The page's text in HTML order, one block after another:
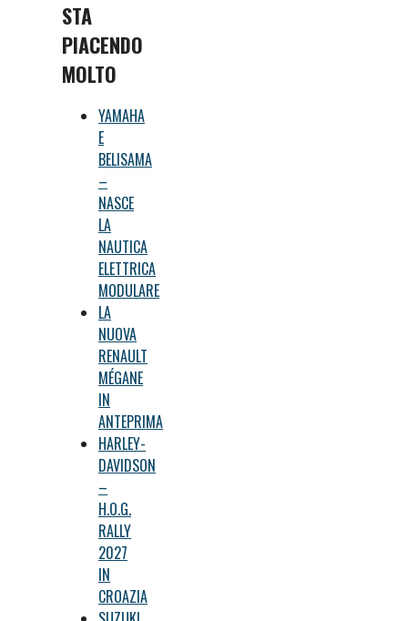
STA
PIACENDO
MOLTO
YAMAHA
E
BELISAMA
–
NASCE
LA
NAUTICA
ELETTRICA
MODULARE
LA
NUOVA
RENAULT
MÉGANE
IN
ANTEPRIMA
HARLEY-
DAVIDSON
–
H.O.G.
RALLY
2027
IN
CROAZIA